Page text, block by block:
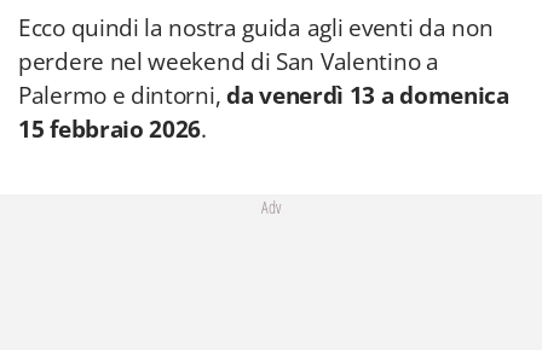
Ecco quindi la nostra guida agli eventi da non
perdere nel weekend di San Valentino a
Palermo e dintorni,da venerdì 13 a domenica
15 febbraio 2026.
Adv